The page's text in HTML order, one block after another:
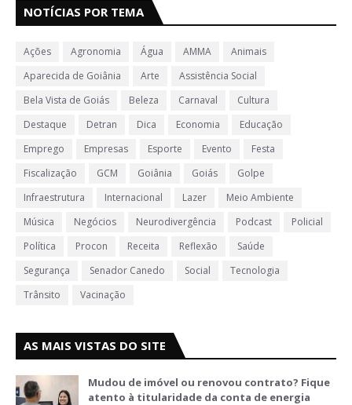
NOTÍCIAS POR TEMA
Ações Agronomia Água AMMA
Animais
Aparecida de Goiânia
Arte
Assistência Social
Bela Vista de Goiás
Beleza Carnaval
Cultura
Destaque
Detran Dica Economia
Educação
Emprego
Empresas Esporte Evento
Festa
Fiscalização
GCM Goiânia Goiás
Golpe
Infraestrutura
Internacional Lazer
Meio Ambiente
Música
Negócios Neurodivergência Podcast
Policial
Política
Procon Receita Reflexão
Saúde
Segurança
Senador Canedo Social
Tecnologia
Trânsito
Vacinação
AS MAIS VISTAS DO SITE
Mudou de imóvel ou renovou contrato? Fique
atento à titularidade da conta de energia